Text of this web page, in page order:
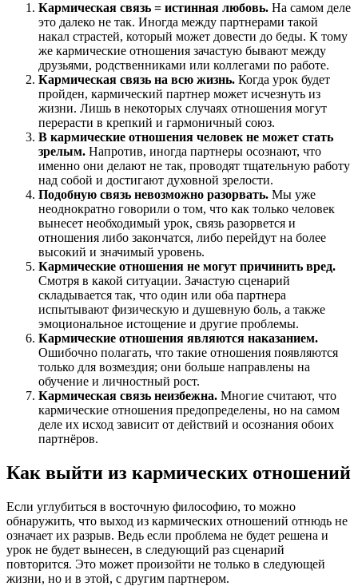
Кармическая связь = истинная любовь. На самом деле
это далеко не так. Иногда между партнерами такой
накал страстей, который может довести до беды. К тому
же кармические отношения зачастую бывают между
друзьями, родственниками или коллегами по работе.
Кармическая связь на всю жизнь. Когда урок будет
пройден, кармический партнер может исчезнуть из
жизни. Лишь в некоторых случаях отношения могут
перерасти в крепкий и гармоничный союз.
В кармические отношения человек не может стать
зрелым. Напротив, иногда партнеры осознают, что
именно они делают не так, проводят тщательную работу
над собой и достигают духовной зрелости.
Подобную связь невозможно разорвать. Мы уже
неоднократно говорили о том, что как только человек
вынесет необходимый урок, связь разорвется и
отношения либо закончатся, либо перейдут на более
высокий и значимый уровень.
Кармические отношения не могут причинить вред.
Смотря в какой ситуации. Зачастую сценарий
складывается так, что один или оба партнера
испытывают физическую и душевную боль, а также
эмоциональное истощение и другие проблемы.
Кармические отношения являются наказанием.
Ошибочно полагать, что такие отношения появляются
только для возмездия; они больше направлены на
обучение и личностный рост.
Кармическая связь неизбежна. Многие считают, что
кармические отношения предопределены, но на самом
деле их исход зависит от действий и осознания обоих
партнёров.
Как выйти из кармических отношений
Если углубиться в восточную философию, то можно
обнаружить, что выход из кармических отношений отнюдь не
означает их разрыв. Ведь если проблема не будет решена и
урок не будет вынесен, в следующий раз сценарий
повторится. Это может произойти не только в следующей
жизни, но и в этой, с другим партнером.